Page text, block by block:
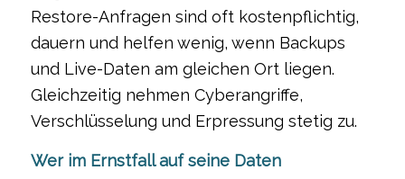
Restore-Anfragen sind oft kostenpflichtig,
dauern und helfen wenig, wenn Backups
und Live-Daten am gleichen Ort liegen.
Gleichzeitig nehmen Cyberangriffe,
Verschlüsselung und Erpressung stetig zu.
Wer im Ernstfall auf seine Daten